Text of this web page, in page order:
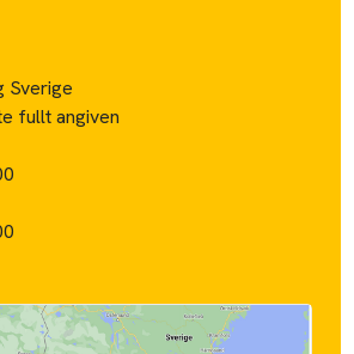
Sverige
fullt angiven